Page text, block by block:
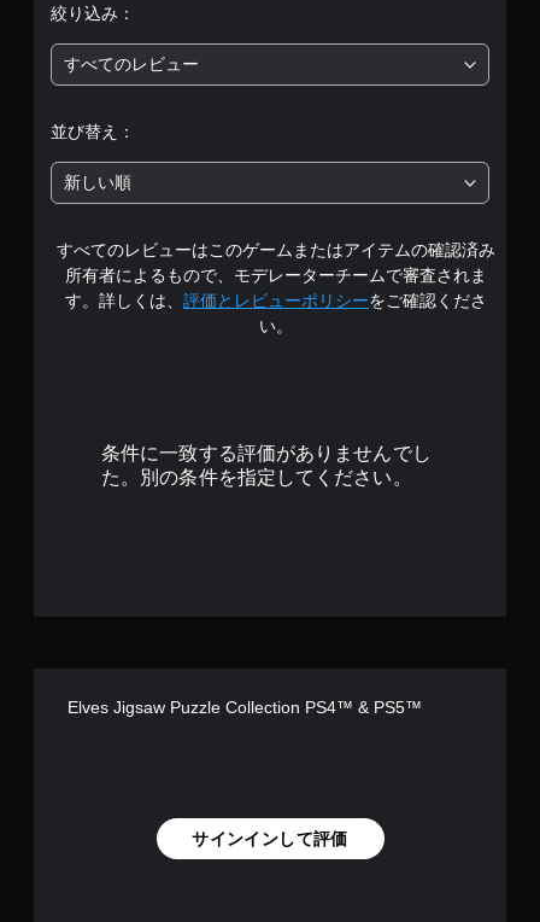
は
5
階
中
の
3
絞り込み：
すべてのレビュー
並び替え：
新しい順
すべてのレビューはこのゲームまたはアイテムの確認済み
所有者によるもので、モデレーターチームで審査されま
す。詳しくは、 評価とレビューポリシーをご確認くださ
い。
条件に一致する評価がありませんでし
た。別の条件を指定してください。
Elves Jigsaw Puzzle Collection PS4™ & PS5™
サインインして評価